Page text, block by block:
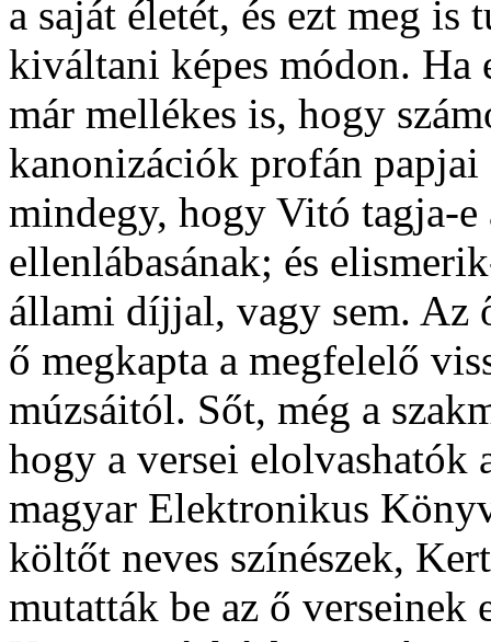
a saját életét, és ezt meg
kiváltani képes módon. Ha
már mellékes is, hogy
kanonizációk profán
mindegy, hogy Vitó tagja-e
ellenlábasának; és
állami díjjal, vagy sem. Az
ő megkapta a megfelelő
múzsáitól. Sőt, még a
hogy a versei
magyar Elektronikus
költőt neves színészek,
mutatták be az ő verseinek